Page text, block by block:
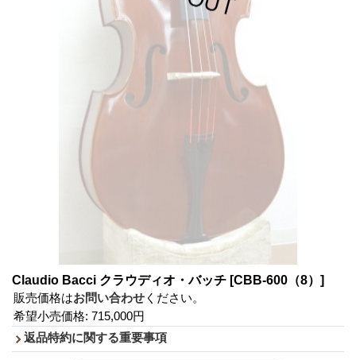
Claudio Bacci クラウディオ・バッチ [CBB-600（8）]
販売価格はお問い合わせ ください。
希望小売価格: 715,000円
返品特約に関する重要事項